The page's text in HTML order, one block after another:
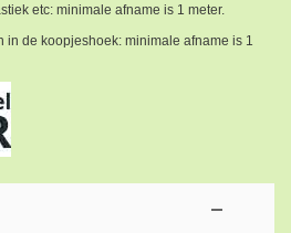
etc: minimale afname is 1 meter.
in de koopjeshoek: minimale afname is 1